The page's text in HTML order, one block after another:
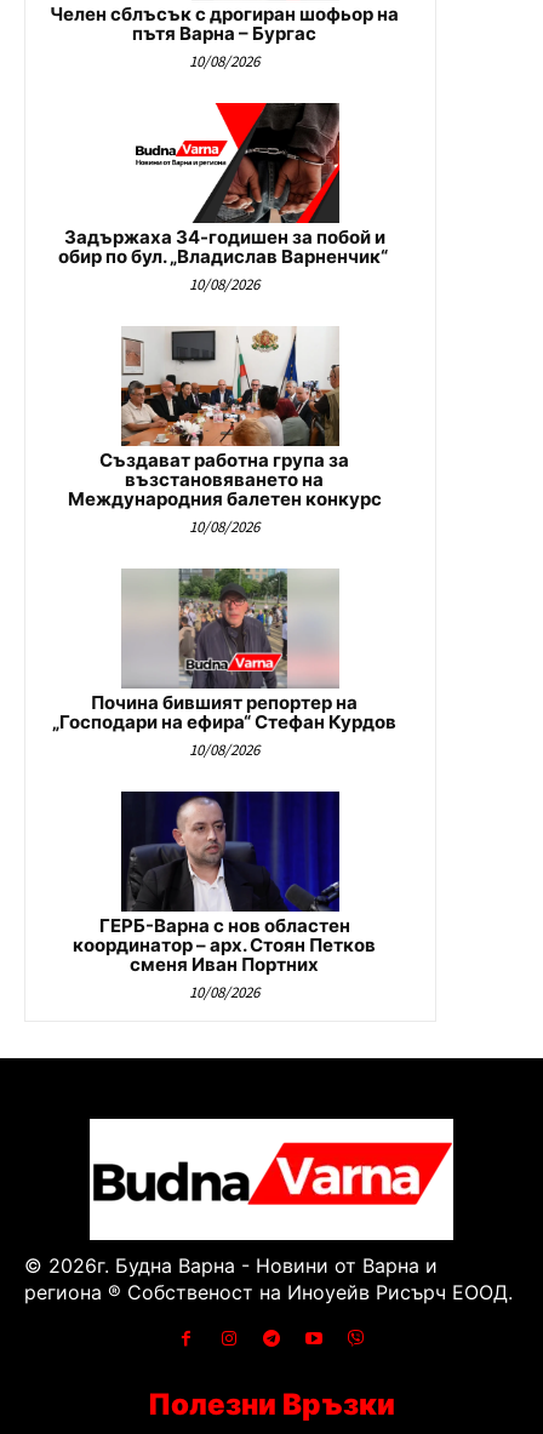
Челен сблъсък с дрогиран шофьор на
пътя Варна – Бургас
10/08/2026
Задържаха 34-годишен за побой и
обир по бул. „Владислав Варненчик“
10/08/2026
Създават работна група за
възстановяването на
Международния балетен конкурс
10/08/2026
Почина бившият репортер на
„Господари на ефира“ Стефан Курдов
10/08/2026
ГЕРБ-Варна с нов областен
координатор – арх. Стоян Петков
сменя Иван Портних
10/08/2026
© 2026г. Будна Варна - Новини от Варна и
региона ® Собственост на Иноуейв Рисърч ЕООД.
Полезни Връзки